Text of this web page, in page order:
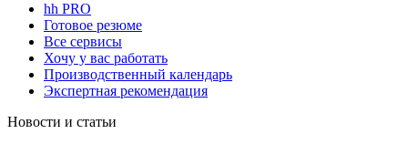
hh PRO
Готовое резюме
Все сервисы
Хочу у вас работать
Производственный календарь
Экспертная рекомендация
Новости и статьи